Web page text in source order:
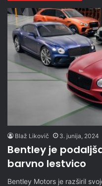
Blaž Likovič 3. junija, 2024
Bentley je
barvno lestvico
Bentley Motors je razširil